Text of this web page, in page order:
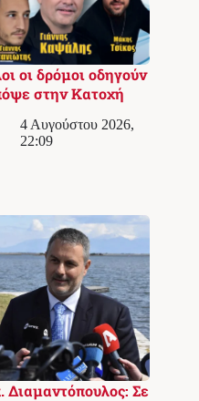
οι δρόμοι οδηγούν
στην Κατοχή
4 Αυγούστου 2026,
22:09
Διαμαντόπουλος: Σε